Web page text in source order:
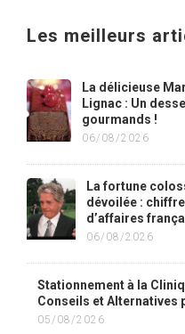
Les meilleurs
La délicieuse
Lignac : Un
gourmands !
06/08/2026
La fortune
dévoilée :
d’affaires
06/08/2026
Stationnement à la
Conseils et Alternatives
05/08/2026